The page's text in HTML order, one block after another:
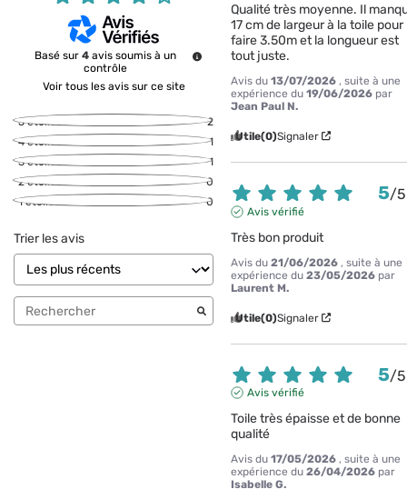
Basé sur 4 avis soumis à un
contrôle
Voir tous les avis sur ce site
5étoiles
2
4étoiles
1
3étoiles
1
2étoiles
0
1étoile 0
Trier les avis
Qualité très moyenne. Il
17 cm de largeur à la toile pour
faire 3.50m et la longueur est
tout juste.
Avis du13/07/2026 , suite à une
expérience du19/06/2026 par
Jean Paul N.
Utile(0)Signaler
5/5
Avis vérifié
Très bon produit
Avis du21/06/2026 , suite à une
expérience du23/05/2026 par
Laurent M.
Utile(0)Signaler
5/5
Avis vérifié
Toile très épaisse et de bonne
qualité
Avis du17/05/2026 , suite à une
expérience du26/04/2026 par
Isabelle G.